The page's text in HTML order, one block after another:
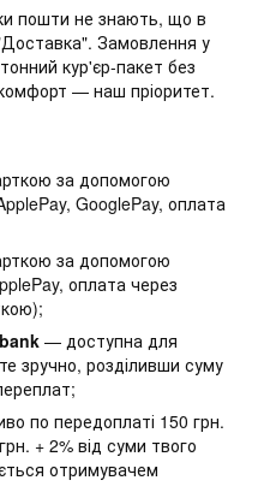
пошти не знають, що в
Замовлення у
кур'єр-пакет без
— наш пріоритет.
за допомогою
GooglePay, оплата
за допомогою
оплата через
— доступна для
зручно, розділивши суму
по передоплаті 150 грн.
+ 2% від суми твого
отримувачем